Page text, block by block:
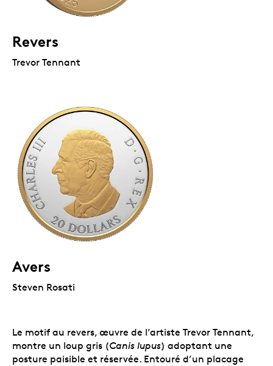
Revers
Trevor Tennant
Avers
Steven Rosati
Le motif au revers, œuvre de l’artiste Trevor Tennant,
montre un loup gris (Canis lupus) adoptant une
posture paisible et réservée. Entouré d’un placage